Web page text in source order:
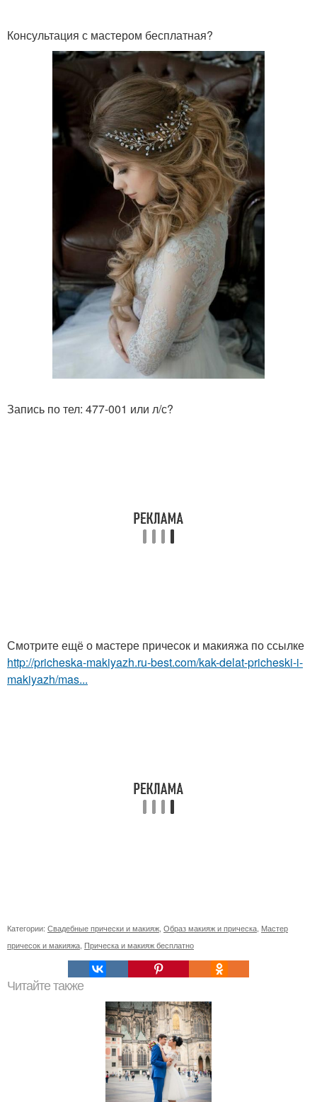
Консультация с мастером бесплатная?
Запись по тел: 477-001 или л/с?
Смотрите ещё о мастере причесок и макияжа по ссылке
http://pricheska-makiyazh.ru-best.com/kak-delat-pricheski-i-
makiyazh/mas...
Категории: Свадебные прически и макияж Образ макияж и прическа Мастер
причесок и макияжа Прическа и макияж бесплатно
Читайте также